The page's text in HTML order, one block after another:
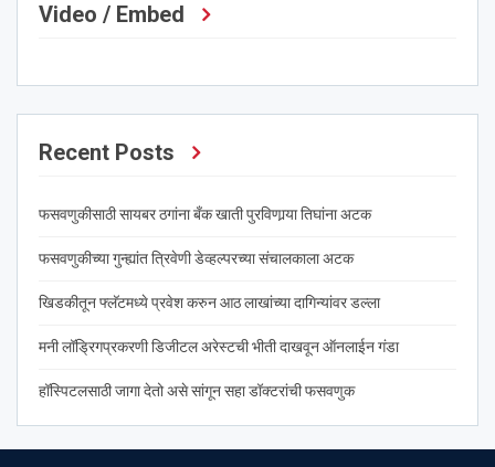
Video / Embed
Recent Posts
फसवणुकीसाठी सायबर ठगांना बँक खाती पुरविणार्‍या तिघांना अटक
फसवणुकीच्या गुन्ह्यांत त्रिवेणी डेव्हल्परच्या संचालकाला अटक
खिडकीतून फ्लॅटमध्ये प्रवेश करुन आठ लाखांच्या दागिन्यांवर डल्ला
मनी लॉड्रिगप्रकरणी डिजीटल अरेस्टची भीती दाखवून ऑनलाईन गंडा
हॉस्पिटलसाठी जागा देतो असे सांगून सहा डॉक्टरांची फसवणुक